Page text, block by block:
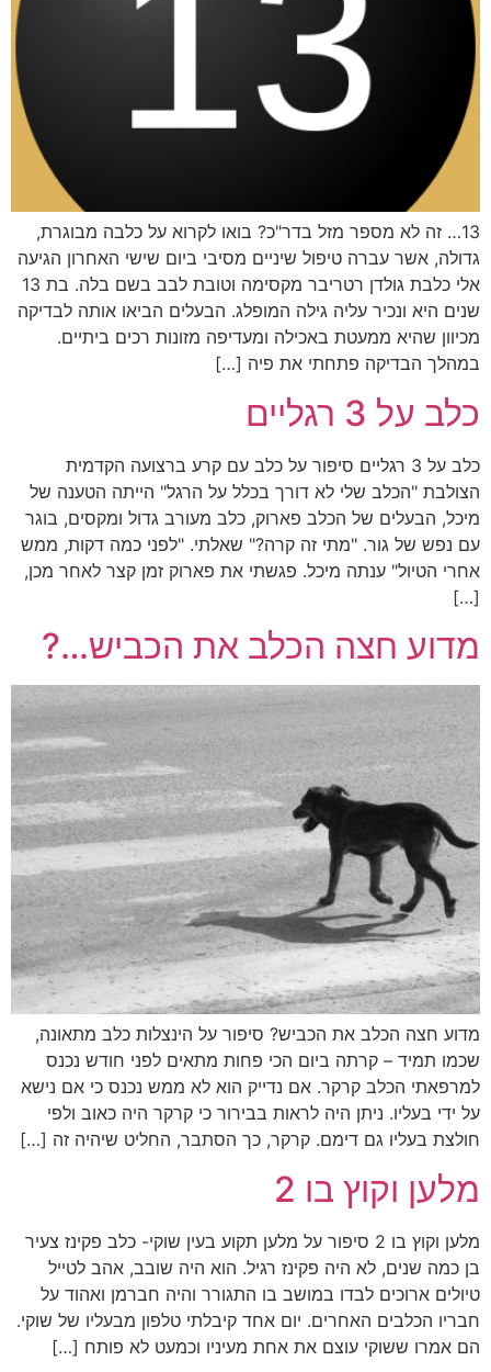
13… זה לא מספר מזל בדר"כ? בואו לקרוא על כלבה מבוגרת,
גדולה, אשר עברה טיפול שיניים מסיבי ביום שישי האחרון הגיעה
אלי כלבת גולדן רטריבר מקסימה וטובת לבב בשם בלה. בת 13
שנים היא ונכיר עליה גילה המופלג. הבעלים הביאו אותה לבדיקה
מכיוון שהיא ממעטת באכילה ומעדיפה מזונות רכים ביתיים.
במהלך הבדיקה פתחתי את פיה […]
כלב על 3 רגליים
כלב על 3 רגליים סיפור על כלב עם קרע ברצועה הקדמית
הצולבת "הכלב שלי לא דורך בכלל על הרגל" הייתה הטענה של
מיכל, הבעלים של הכלב פארוק, כלב מעורב גדול ומקסים, בוגר
עם נפש של גור. "מתי זה קרה?" שאלתי. "לפני כמה דקות, ממש
אחרי הטיול" ענתה מיכל. פגשתי את פארוק זמן קצר לאחר מכן,
[…]
מדוע חצה הכלב את הכביש…?
מדוע חצה הכלב את הכביש? סיפור על הינצלות כלב מתאונה,
שכמו תמיד – קרתה ביום הכי פחות מתאים לפני חודש נכנס
למרפאתי הכלב קרקר. אם נדייק הוא לא ממש נכנס כי אם נישא
על ידי בעליו. ניתן היה לראות בבירור כי קרקר היה כאוב ולפי
חולצת בעליו גם דימם. קרקר, כך הסתבר, החליט שיהיה זה […]
מלען וקוץ בו 2
מלען וקוץ בו 2 סיפור על מלען תקוע בעין שוקי- כלב פקינז צעיר
בן כמה שנים, לא היה פקינז רגיל. הוא היה שובב, אהב לטייל
טיולים ארוכים לבדו במושב בו התגורר והיה חברמן ואהוד על
חבריו הכלבים האחרים. יום אחד קיבלתי טלפון מבעליו של שוקי.
הם אמרו ששוקי עוצם את אחת מעיניו וכמעט לא פותח […]